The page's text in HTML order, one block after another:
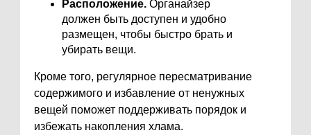
Расположение. Органайзер
должен быть доступен и удобно
размещен, чтобы быстро брать и
убирать вещи.
Кроме того, регулярное пересматривание
содержимого и избавление от ненужных
вещей поможет поддерживать порядок и
избежать накопления хлама.